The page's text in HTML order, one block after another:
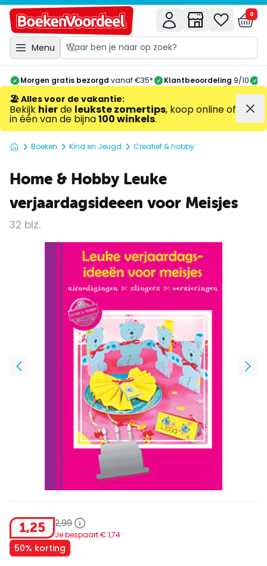
Menu
0
Morgen gratis bezorgd vanaf €35* Klantbeoordeling 9/10
🏖️ Alles voor de vakantie:
Bekijk hierde leukste zomertips, koop online of
in één van de bijna100 winkels.
Boeken Kind en Jeugd Creatief & hobby
Home & Hobby Leuke
verjaardagsideeen voor Meisjes
32 blz.
1,25 2,99
Je bespaart € 1,74
50% korting